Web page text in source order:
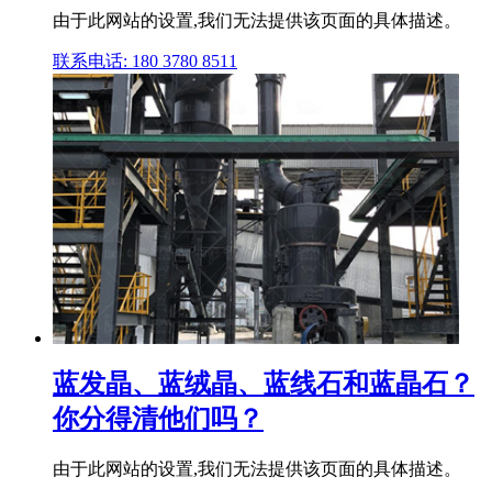
由于此网站的设置,我们无法提供该页面的具体描述。
联系电话: 180 3780 8511
蓝发晶、蓝绒晶、蓝线石和蓝晶石？
你分得清他们吗？
由于此网站的设置,我们无法提供该页面的具体描述。